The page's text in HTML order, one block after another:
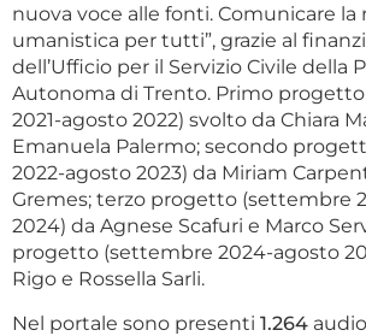
nuova voce alle fonti. Comunicare la
umanistica per tutti”, grazie al
dell’Ufficio per il Servizio Civile della
Autonoma di Trento. Primo
2021-agosto 2022) svolto da Chiara
Emanuela Palermo; secondo
2022-agosto 2023) da Miriam
Gremes; terzo progetto (settembre
2024) da Agnese Scafuri e Marco
progetto (settembre 2024-agosto
Rigo e Rossella Sarli.
Nel portale sono presenti 1.264